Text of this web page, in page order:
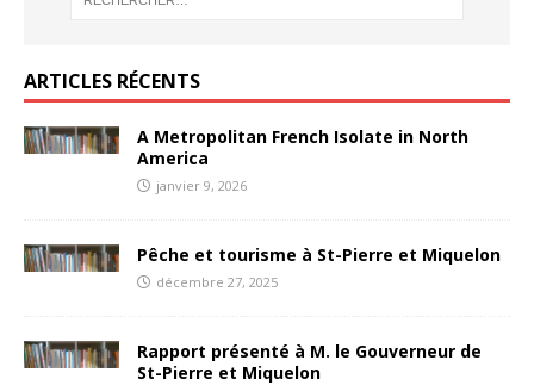
ARTICLES RÉCENTS
A Metropolitan French Isolate in North
America
janvier 9, 2026
Pêche et tourisme à St-Pierre et Miquelon
décembre 27, 2025
Rapport présenté à M. le Gouverneur de
St-Pierre et Miquelon